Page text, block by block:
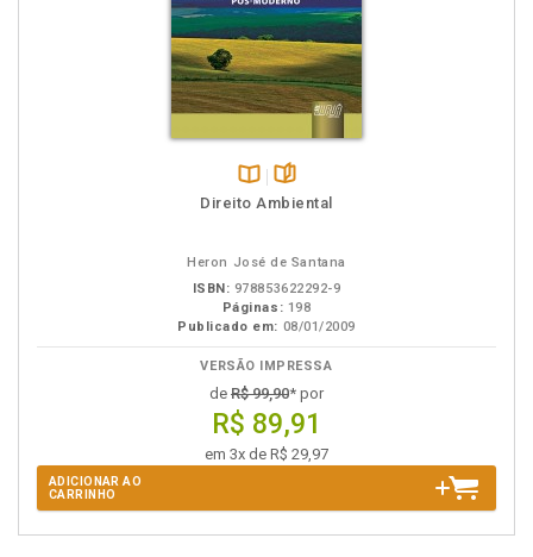
Disponível
páginas
Direito Ambiental
Heron José de Santana
ISBN: 978853622292-9
Páginas: 198
Publicado em: 08/01/2009
VERSÃO IMPRESSA
de R$ 99,90* por
R$ 89,91
em 3x de R$ 29,97
ADICIONAR AO
CARRINHO